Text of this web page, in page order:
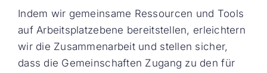
Indem wir gemeinsame Ressourcen und Tools
auf Arbeitsplatzebene bereitstellen, erleichtern
wir die Zusammenarbeit und stellen sicher,
dass die Gemeinschaften Zugang zu den für